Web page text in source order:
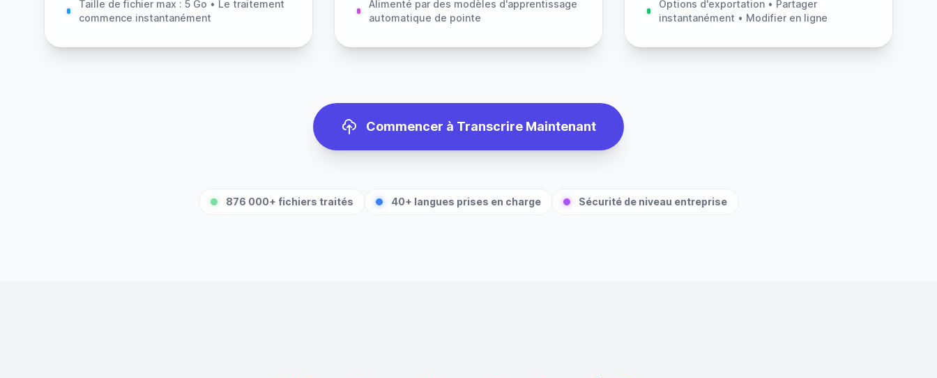
Taille de fichier max : 5 Go • Le traitement
commence instantanément
Alimenté par des modèles d'apprentissage
automatique de pointe
Options d'exportation • Partager
instantanément • Modifier en ligne
Commencer à Transcrire Maintenant
876 000+ fichiers traités 40+ langues prises en charge Sécurité de niveau entreprise